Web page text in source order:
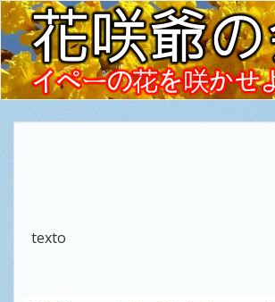
texto